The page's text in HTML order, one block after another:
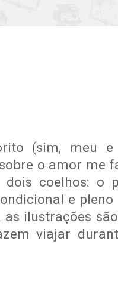
(sim, meu
o amor me
dois coelhos: o
e pleno
ilustrações
viajar